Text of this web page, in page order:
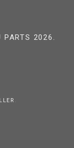
2026.
.